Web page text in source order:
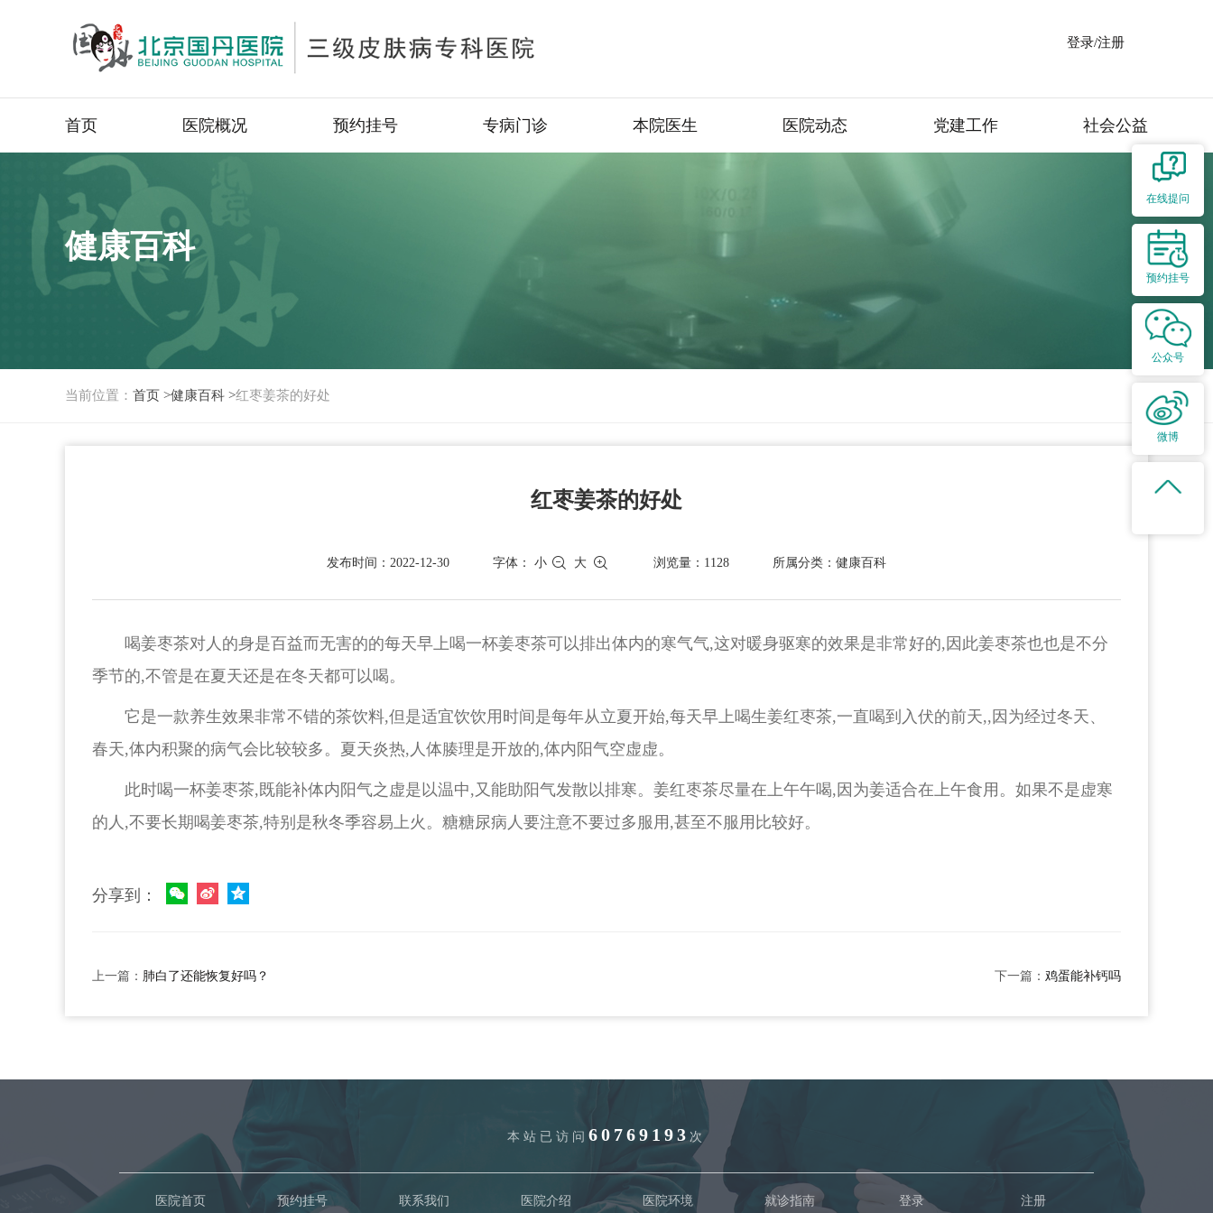
登录/注册
首页 医院概况 预约挂号 专病门诊 本院医生 医院动态 党建工作 社会公益
健康百科
当前位置： 首页 >健康百科 >红枣姜茶的好处
红枣姜茶的好处
发布时间：2022-12-30 字体： 小 大 浏览量：1128 所属分类：健康百科
喝姜枣茶对人的身是百益而无害的的每天早上喝一杯姜枣茶可以排出体内的寒气气,这对暖身驱寒的效果是非常好的,因此姜枣茶也也是不分
季节的,不管是在夏天还是在冬天都可以喝。
它是一款养生效果非常不错的茶饮料,但是适宜饮饮用时间是每年从立夏开始,每天早上喝生姜红枣茶,一直喝到入伏的前天,,因为经过冬天、
春天,体内积聚的病气会比较较多。夏天炎热,人体腠理是开放的,体内阳气空虚虚。
此时喝一杯姜枣茶,既能补体内阳气之虚是以温中,又能助阳气发散以排寒。姜红枣茶尽量在上午午喝,因为姜适合在上午食用。如果不是虚寒
的人,不要长期喝姜枣茶,特别是秋冬季容易上火。糖糖尿病人要注意不要过多服用,甚至不服用比较好。
分享到：
上一篇： 肺白了还能恢复好吗？ 下一篇： 鸡蛋能补钙吗
本站已访问 60769193 次
医院首页 预约挂号 联系我们 医院介绍 医院环境 就诊指南 登录 注册
在线提问
预约挂号
公众号
微博